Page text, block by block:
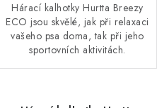
Hárací kalhotky Hurtta Breezy
ECO jsou skvělé, jak při relaxaci
vašeho psa doma, tak při jeho
sportovních aktivitách.